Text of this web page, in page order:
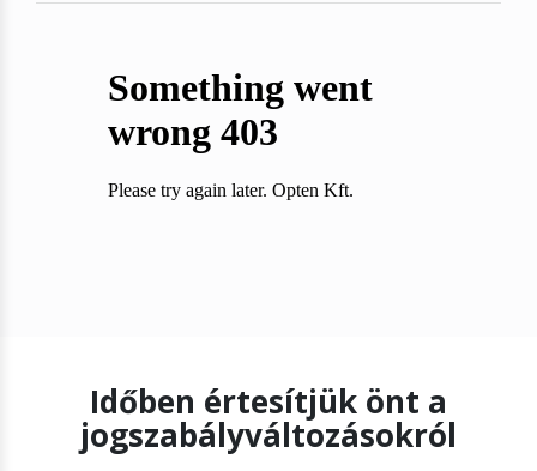
Időben értesítjük önt a
jogszabályváltozásokról